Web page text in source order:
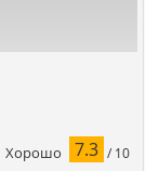
Хорошо 7.3 / 10